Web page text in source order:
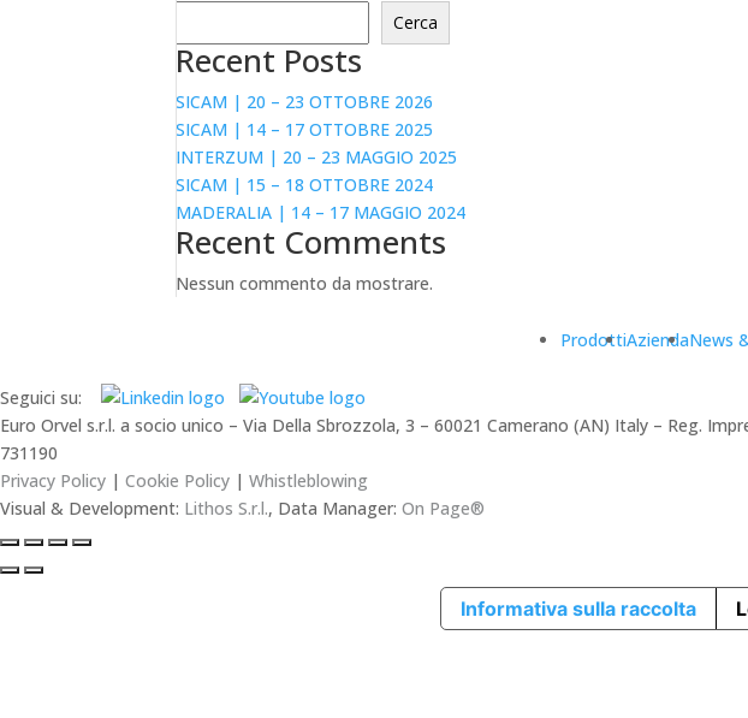
Cerca
Recent Posts
SICAM | 20 – 23 OTTOBRE 2026
SICAM | 14 – 17 OTTOBRE 2025
INTERZUM | 20 – 23 MAGGIO 2025
SICAM | 15 – 18 OTTOBRE 2024
MADERALIA | 14 – 17 MAGGIO 2024
Recent Comments
Nessun commento da mostrare.
ProdottiAziendaNews
Seguici su:
Euro Orvel s.r.l. a socio unico – Via Della Sbrozzola, 3 – 60021 Camerano (AN) Italy – Reg.
731190
Privacy Policy | Cookie Policy | Whistleblowing
Visual & Development: Lithos S.r.l., Data Manager: On Page®
Informativa sulla raccolta